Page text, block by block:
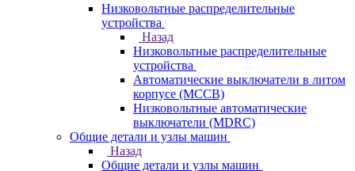
Низковольтные распределительные
устройства
Назад
Низковольтные распределительные
устройства
Автоматические выключатели в литом
корпусе (MCCB)
Низковольтные автоматические
выключатели (MDRC)
Общие детали и узлы машин
Назад
Общие детали и узлы машин